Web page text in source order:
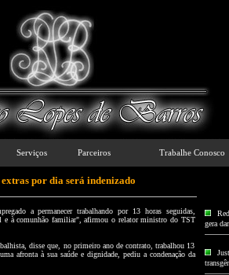
Serviços Parceiros Trabalhe Conosco
por dia será indenizado
a permanecer trabalhando por 13 horas seguidas,
e à comunhão familiar", afirmou o relator ministro do TST
disse que, no primeiro ano de contrato, trabalhou 13
afronta à sua saúde e dignidade, pediu a condenação da
gera